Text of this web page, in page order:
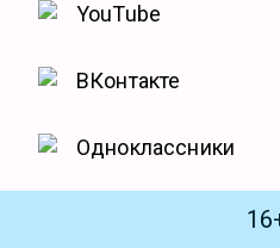
YouTube
ВКонтакте
Одноклассники